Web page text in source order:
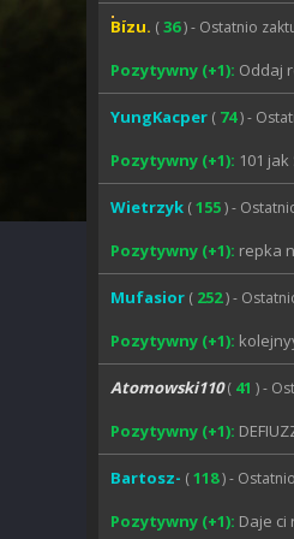
Bizu. (36) - Ostatnio
Pozytywny (+1): Oddaj
YungKacper ( 74) -
Pozytywny (+1): 101 jak
Wietrzyk (155) -
Pozytywny (+1): repka
Mufasior ( 252) -
Pozytywny (+1):
Atomowski110 ( 41 ) -
Pozytywny (+1):
Bartosz- (118) -
Pozytywny (+1): Daje ci